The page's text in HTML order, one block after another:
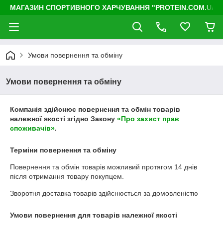
МАГАЗИН СПОРТИВНОГО ХАРЧУВАННЯ "PROTEIN.COM.UA"
Умови повернення та обміну
Умови повернення та обміну
Компанія здійснює повернення та обмін товарів
належної якості згідно Закону «Про захист прав
споживачів».
Терміни повернення та обміну
Повернення та обмін товарів можливий протягом 14 днів
після отримання товару покупцем.
Зворотня доставка товарів здійснюється за домовленістю
Умови повернення для товарів належної якості